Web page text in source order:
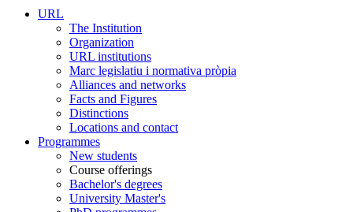
URL
The Institution
Organization
URL institutions
Marc legislatiu i normativa pròpia
Alliances and networks
Facts and Figures
Distinctions
Locations and contact
Programmes
New students
Course offerings
Bachelor's degrees
University Master's